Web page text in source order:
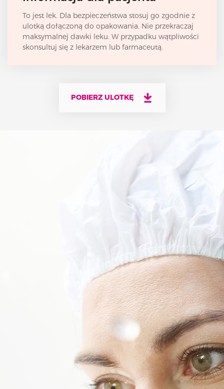
To jest lek. Dla bezpieczeństwa stosuj go zgodnie z
ulotką dołączoną do opakowania. Nie przekraczaj
maksymalnej dawki leku. W przypadku wątpliwości
skonsultuj się z lekarzem lub farmaceutą.
POBIERZ ULOTKĘ